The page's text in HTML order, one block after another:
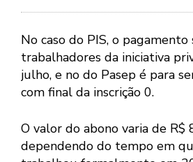
No caso do PIS, o pagamento
trabalhadores da iniciativa
julho, e no do Pasep é para
com final da inscrição 0.
O valor do abono varia de R$
dependendo do tempo em